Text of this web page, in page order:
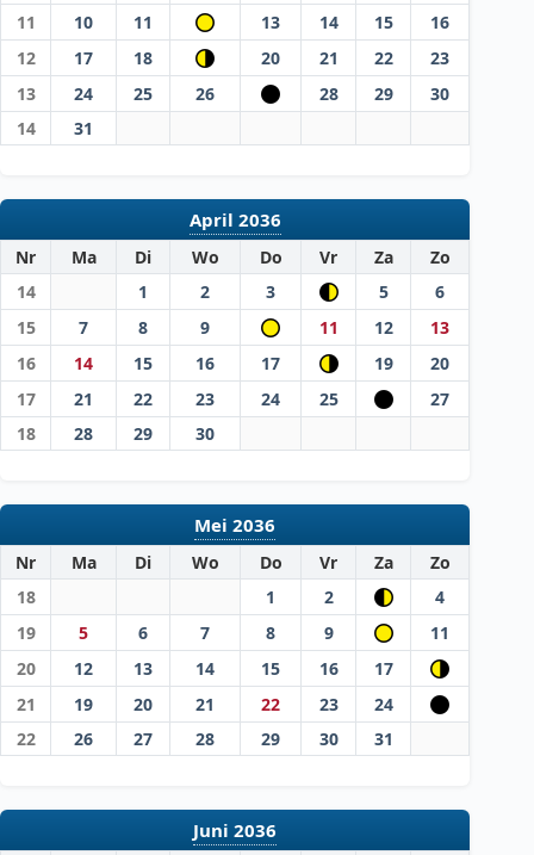
11
10 11 13 14 15
16
12
17 18 20 21 22
23
13
24 25 26 28 29
30
14
31
April 2036
Nr Ma Di Wo Do Vr Za
Zo
14
1 2 3 5
6
15
7 8 9 11 12
13
16
14 15 16 17 19
20
17
21 22 23 24 25
27
18
28 29 30
Mei 2036
Nr Ma Di Wo Do Vr Za
Zo
18
1 2
4
19
5 6 7 8 9
11
20
12 13 14 15 16
17
21
19 20 21 22 23
24
22
26 27 28 29 30 31
Juni 2036